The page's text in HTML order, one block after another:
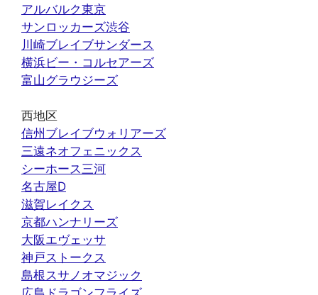
アルバルク東京
サンロッカーズ渋谷
川崎ブレイブサンダース
横浜ビー・コルセアーズ
富山グラウジーズ
西地区
信州ブレイブウォリアーズ
三遠ネオフェニックス
シーホース三河
名古屋D
滋賀レイクス
京都ハンナリーズ
大阪エヴェッサ
神戸ストークス
島根スサノオマジック